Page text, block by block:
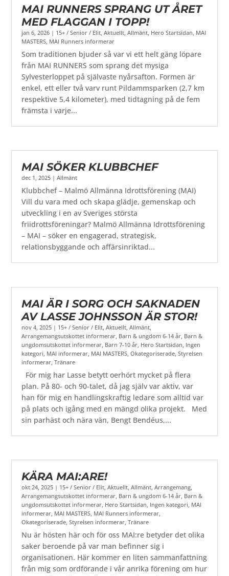
MAI RUNNERS SPRANG UT ÅRET
MED FLAGGAN I TOPP!
jan 6, 2026 | 15+ / Senior / Elit ,Aktuellt ,Allmänt Hero Startsidan MAI
MASTERS MAI Runners informerar
Som traditionen bjuder så var vi ett helt gäng löpare
från MAI RUNNERS som sprang det mysiga
Sylvesterloppet på självaste nyårsafton. Formen är
enkel, ett eller två varv runt Pildammsparken (2,7 km
respektive 5,4 kilometer), med tidtagning på de fem
främsta i varje...
MAI SÖKER KLUBBCHEF
dec 1, 2025 |Allmänt
Klubbchef – Malmö Allmänna Idrottsförening (MAI)
Vill du vara med och skapa glädje, gemenskap och
utveckling i en av Sveriges största
friidrottsföreningar? Malmö Allmänna Idrottsförening
– MAI – söker en engagerad, strategisk,
relationsbyggande och affärsinriktad...
MAI ÄR I SORG OCH SAKNADEN
AV LASSE JOHNSSON ÄR STOR!
nov 4, 2025 | 15+ / Senior / Elit ,Aktuellt ,Allmänt
Arrangemangsutskottet informerar Barn & ungdom 6-14 år Barn &
ungdomsutskottet informerar Barn 7-10 år Hero Startsidan Ingen
kategori MAI informerar MAI MASTERS ,Okategoriserade ,Styrelsen
informerar ,Tränare
För mig har Lasse betytt oerhört mycket på flera
plan. På 80- och 90-talet, då jag själv var aktiv, var
han för mig en handlingskraftig ledare som alltid var
på plats och igång med en mängd olika projekt. Med
sin parhäst och nära vän, Bengt Bendéus,...
KÄRA MAI:ARE!
okt 24, 2025 | 15+ / Senior / Elit ,Aktuellt ,Allmänt ,Arrangemang
Arrangemangsutskottet informerar Barn & ungdom 6-14 år Barn &
ungdomsutskottet informerar Hero Startsidan Ingen kategori MAI
informerar MAI MASTERS MAI Runners informerar
Okategoriserade ,Styrelsen informerar ,Tränare
Nu är hösten här och för oss MAI:re betyder det olika
saker beroende på var man befinner sig i
organisationen. Här kommer en liten sammanfattning
från mig som ordförande i vår anrika förening om hur